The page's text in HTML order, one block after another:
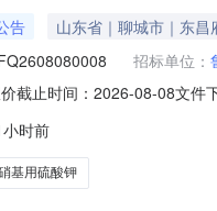
告 山东省｜聊城市｜东昌
招标单位：
截止时间：2026-08-08文件
时前
基用硫酸钾